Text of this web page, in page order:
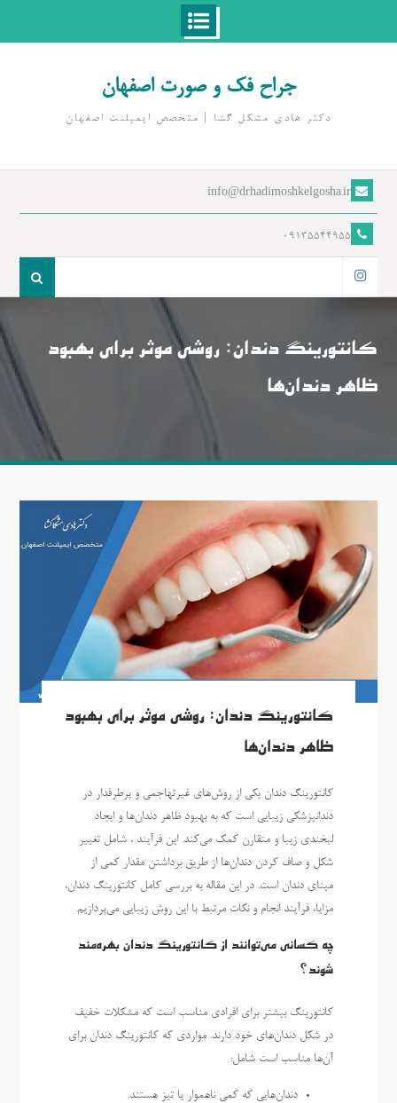
جراح فک و صورت اصفهان
دکتر هادی مشکل گشا | متخصص ايمپلنت اصفهان
info@drhadimoshkelgosha.ir
09135544955
کانتورینگ دندان: روشی موثر برای بهبود
ظاهر دندان‌ها
کانتورینگ دندان: روشی موثر برای بهبود
ظاهر دندان‌ها
کانتورینگ دندان یکی از روش‌های غیرتهاجمی و پرطرفدار در
دندانپزشکی زیبایی است که به بهبود ظاهر دندان‌ها و ایجاد
لبخندی زیبا و متقارن کمک می‌کند. این فرآیند ، شامل تغییر
شکل و صاف کردن دندان‌ها از طریق برداشتن مقدار کمی از
مینای دندان است. در این مقاله به بررسی کامل کانتورینگ دندان،
مزایا، فرآیند انجام و نکات مرتبط با این روش زیبایی می‌پردازیم.
چه کسانی می‌توانند از کانتورینگ دندان بهره‌مند
شوند؟
کانتورینگ بیشتر برای افرادی مناسب است که مشکلات خفیف
در شکل دندان‌های خود دارند. مواردی که کانتورینگ دندان برای
آن‌ها مناسب است شامل:
دندان‌هایی که کمی ناهموار یا تیز هستند.